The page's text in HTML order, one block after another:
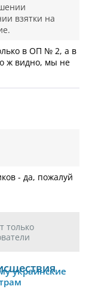
взятки на
в ОП № 2, а в
ж видно, мы не
- да, пожалуй
только
украинские